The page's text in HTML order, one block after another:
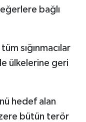
bağlı
sığınmacılar
ülkelerine geri
hedef alan
bütün terör